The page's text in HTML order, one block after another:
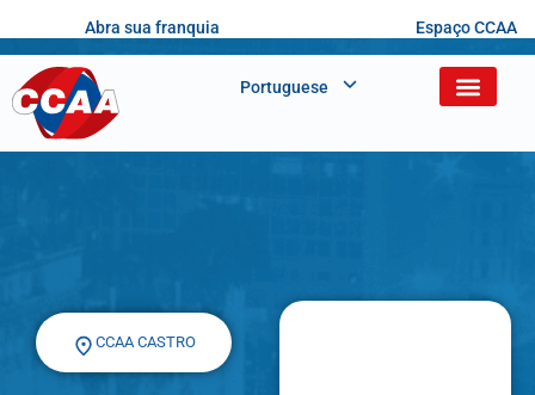
Abra sua franquia Espaço CCAA
Portuguese
CCAA CASTRO